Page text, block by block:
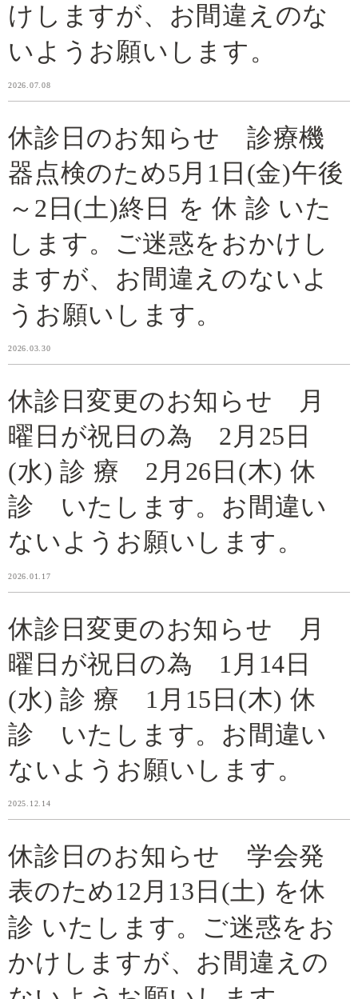
けしますが、お間違えのな
いようお願いします。
2026.07.08
休診日のお知らせ 診療機
器点検のため5月1日(金)午後
～2日(土)終日 を 休 診 いた
します。ご迷惑をおかけし
ますが、お間違えのないよ
うお願いします。
2026.03.30
休診日変更のお知らせ 月
曜日が祝日の為 2月25日
(水) 診 療 2月26日(木) 休
診 いたします。お間違い
ないようお願いします。
2026.01.17
休診日変更のお知らせ 月
曜日が祝日の為 1月14日
(水) 診 療 1月15日(木) 休
診 いたします。お間違い
ないようお願いします。
2025.12.14
休診日のお知らせ 学会発
表のため12月13日(土) を休
診 いたします。ご迷惑をお
かけしますが、お間違えの